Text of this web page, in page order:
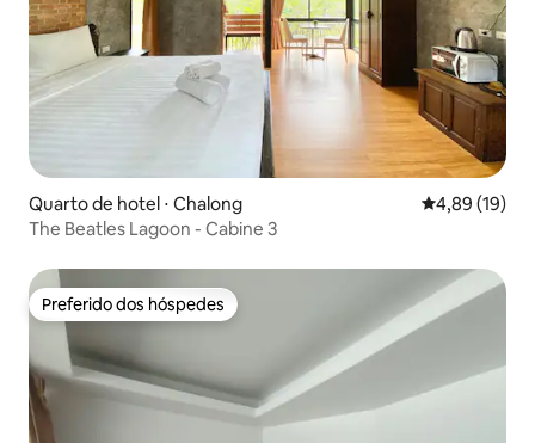
Quarto de hotel ⋅ Chalong 4,89 de uma
4,89 (19)
The Beatles Lagoon - Cabine 3
Preferido dos hóspedes
Preferido dos hóspedes